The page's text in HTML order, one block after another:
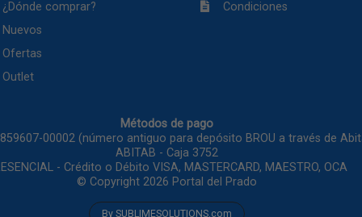
¿Dónde comprar?
Nuevos
Ofertas
Outlet
Condiciones
Métodos de pago
00002 (número antiguo para depósito BROU a través de
ABITAB - Caja 3752
- Crédito o Débito VISA, MASTERCARD, MAESTRO, OCA
© Copyright 2026 Portal del Prado
By SUBLIMESOLUTIONS.com